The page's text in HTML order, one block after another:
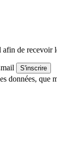
de recevoir
S'inscrire
données, que